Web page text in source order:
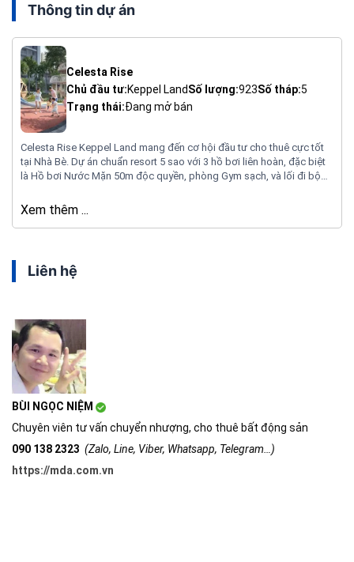
Thông tin dự án
Celesta Rise
Chủ đầu tư:Keppel LandSố lượng:923Số tháp:5
Trạng thái:Đang mở bán
Celesta Rise Keppel Land mang đến cơ hội đầu tư cho thuê cực tốt
tại Nhà Bè. Dự án chuẩn resort 5 sao với 3 hồ bơi liên hoàn, đặc biệt
là Hồ bơi Nước Mặn 50m độc quyền, phòng Gym sạch, và lối đi bộ
Xem thêm ...
Liên hệ
BÙI NGỌC NIỆM
Chuyên viên tư vấn chuyển nhượng, cho thuê bất động sản
090 138 2323 (Zalo, Line, Viber, Whatsapp, Telegram…)
https://mda.com.vn